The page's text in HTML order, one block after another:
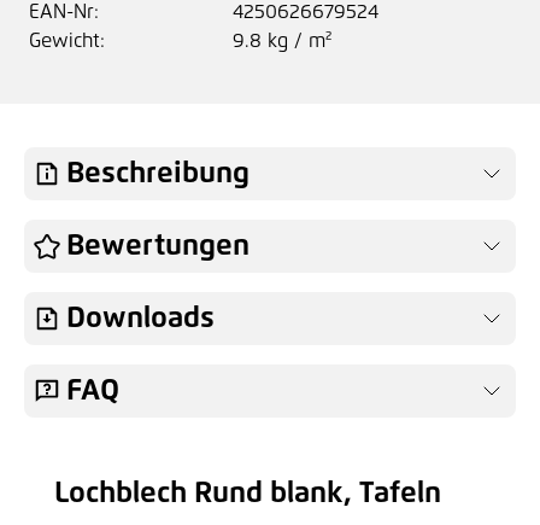
EAN-Nr:
4250626679524
Gewicht:
9.8 kg / m²
Beschreibung
Bewertungen
Downloads
FAQ
Produktgalerie überspringen
Lochblech Rund blank, Tafeln